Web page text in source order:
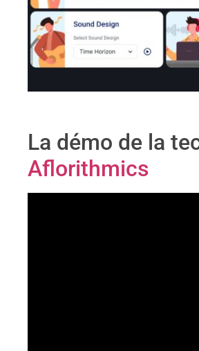
La démo de la
Aflorithmics